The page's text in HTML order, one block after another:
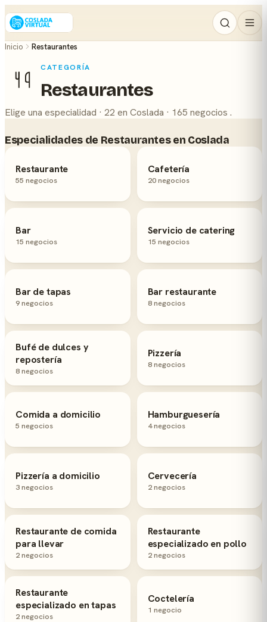
Inicio Restaurantes
CATEGORÍA
Restaurantes
Elige una especialidad · 22 en Coslada · 165 negocios .
Especialidades de Restaurantes en Coslada
Restaurante
55 negocios
Cafetería
20 negocios
Bar
15 negocios
Servicio de catering
15 negocios
Bar de tapas
9 negocios
Bar restaurante
8 negocios
Bufé de dulces y
repostería
8 negocios
Pizzería
8 negocios
Comida a domicilio
5 negocios
Hamburguesería
4 negocios
Pizzería a domicilio
3 negocios
Cervecería
2 negocios
Restaurante de comida
para llevar
2 negocios
Restaurante
especializado en pollo
2 negocios
Restaurante
especializado en tapas
2 negocios
Coctelería
1 negocio